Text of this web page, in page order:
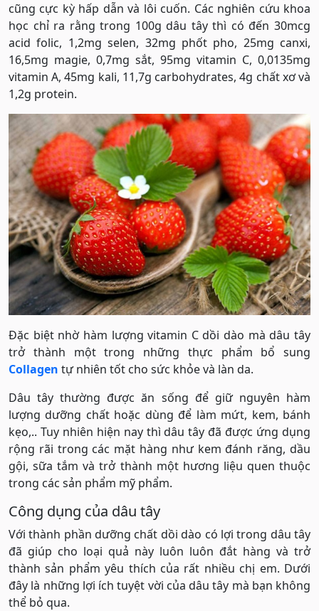
cũng cực kỳ hấp dẫn và lôi cuốn. Các nghiên cứu khoa
học chỉ ra rằng trong 100g dâu tây thì có đến 30mcg
acid folic, 1,2mg selen, 32mg phốt pho, 25mg canxi,
16,5mg magie, 0,7mg sắt, 95mg vitamin C, 0,0135mg
vitamin A, 45mg kali, 11,7g carbohydrates, 4g chất xơ và
1,2g protein.
Đặc biệt nhờ hàm lượng vitamin C dồi dào mà dâu tây
trở thành một trong những thực phẩm bổ sung
Collagen tự nhiên tốt cho sức khỏe và làn da.
Dâu tây thường được ăn sống để giữ nguyên hàm
lượng dưỡng chất hoặc dùng để làm mứt, kem, bánh
kẹo,.. Tuy nhiên hiện nay thì dâu tây đã được ứng dụng
rộng rãi trong các mặt hàng như kem đánh răng, dầu
gội, sữa tắm và trở thành một hương liệu quen thuộc
trong các sản phẩm mỹ phẩm.
Công dụng của dâu tây
Với thành phần dưỡng chất dồi dào có lợi trong dâu tây
đã giúp cho loại quả này luôn luôn đắt hàng và trở
thành sản phẩm yêu thích của rất nhiều chị em. Dưới
đây là những lợi ích tuyệt vời của dâu tây mà bạn không
thể bỏ qua.